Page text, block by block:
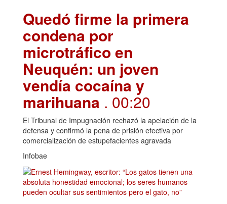
Quedó firme la primera
condena por
microtráfico en
Neuquén: un joven
vendía cocaína y
marihuana . 00:20
El Tribunal de Impugnación rechazó la apelación de la
defensa y confirmó la pena de prisión efectiva por
comercialización de estupefacientes agravada
Infobae